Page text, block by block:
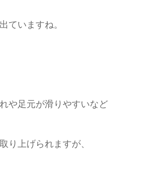
ていますね。
や足元が滑りやすいなど
り上げられますが、